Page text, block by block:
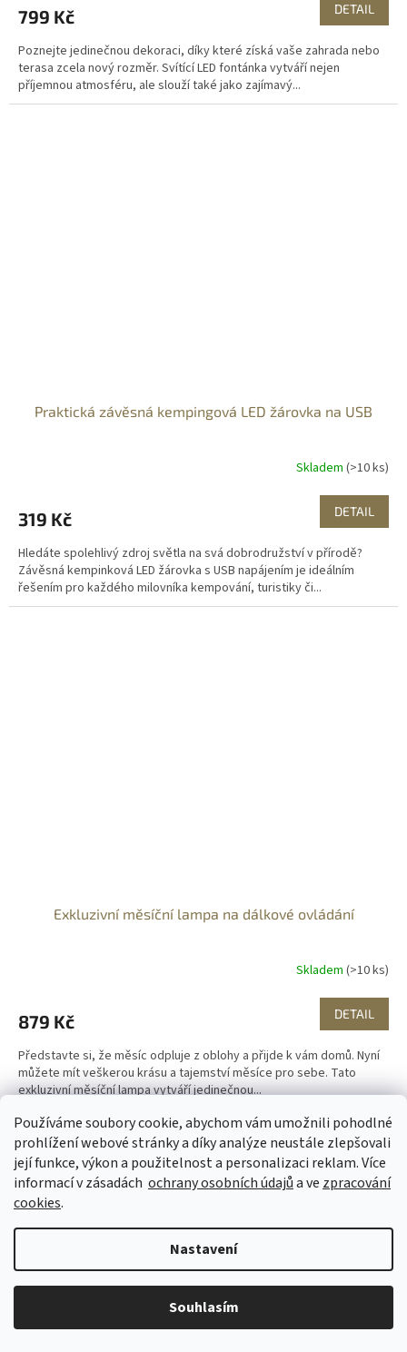
Používáme soubory cookie, abychom vám umožnili pohodlné
prohlížení webové stránky a díky analýze neustále zlepšovali
její funkce, výkon a použitelnost a personalizaci reklam. Více
informací v zásadách ochrany osobních údajůa ve zpracování
cookies.
Nastavení
Souhlasím
799 Kč DETAIL
Poznejte jedinečnou dekoraci, díky které získá vaše zahrada nebo
terasa zcela nový rozměr. Svítící LED fontánka vytváří nejen
příjemnou atmosféru, ale slouží také jako zajímavý...
Praktická závěsná kempingová LED žárovka na USB
Skladem (>10 ks)
319 Kč DETAIL
Hledáte spolehlivý zdroj světla na svá dobrodružství v přírodě?
Závěsná kempinková LED žárovka s USB napájením je ideálním
řešením pro každého milovníka kempování, turistiky či...
Exkluzivní měsíční lampa na dálkové ovládání
Skladem (>10 ks)
879 Kč DETAIL
Představte si, že měsíc odpluje z oblohy a přijde k vám domů. Nyní
můžete mít veškerou krásu a tajemství měsíce pro sebe. Tato
exkluzivní měsíční lampa vytváří jedinečnou...